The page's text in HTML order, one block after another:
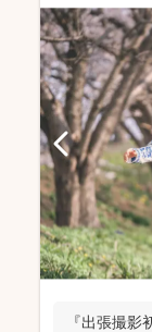
『出張撮